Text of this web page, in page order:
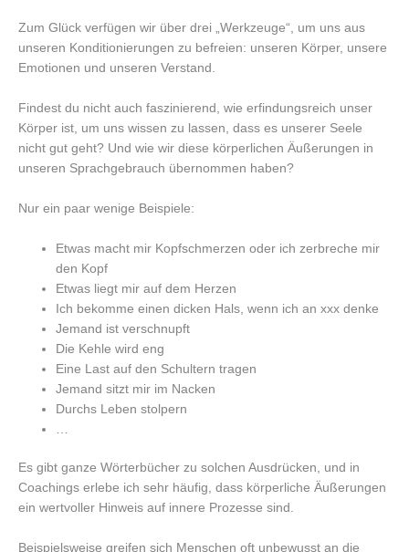
Zum Glück verfügen wir über drei „Werkzeuge“, um uns aus
unseren Konditionierungen zu befreien: unseren Körper, unsere
Emotionen und unseren Verstand.
Findest du nicht auch faszinierend, wie erfindungsreich unser
Körper ist, um uns wissen zu lassen, dass es unserer Seele
nicht gut geht? Und wie wir diese körperlichen Äußerungen in
unseren Sprachgebrauch übernommen haben?
Nur ein paar wenige Beispiele:
Etwas macht mir Kopfschmerzen oder ich zerbreche mir
den Kopf
Etwas liegt mir auf dem Herzen
Ich bekomme einen dicken Hals, wenn ich an xxx denke
Jemand ist verschnupft
Die Kehle wird eng
Eine Last auf den Schultern tragen
Jemand sitzt mir im Nacken
Durchs Leben stolpern
Es gibt ganze Wörterbücher zu solchen Ausdrücken, und in
Coachings erlebe ich sehr häufig, dass körperliche Äußerungen
ein wertvoller Hinweis auf innere Prozesse sind.
Beispielsweise greifen sich Menschen oft unbewusst an die